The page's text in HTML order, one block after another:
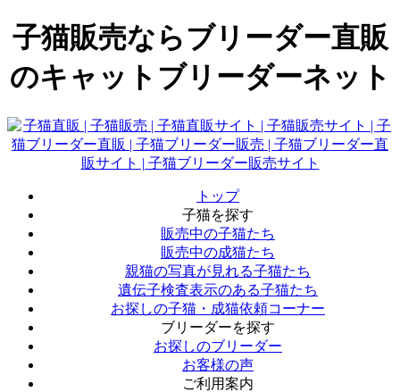
子猫販売ならブリーダー直販
のキャットブリーダーネット
トップ
子猫を探す
販売中の子猫たち
販売中の成猫たち
親猫の写真が見れる子猫たち
遺伝子検査表示のある子猫たち
お探しの子猫・成猫依頼コーナー
ブリーダーを探す
お探しのブリーダー
お客様の声
ご利用案内